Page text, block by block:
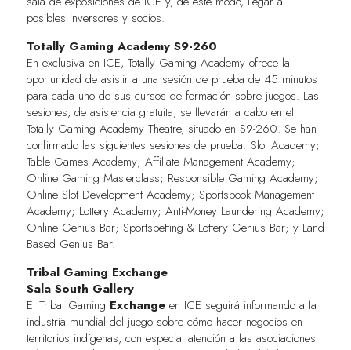
posibles inversores y socios.
Totally Gaming Academy S9-260
En exclusiva en ICE, Totally Gaming Academy ofrece la
oportunidad de asistir a una sesión de prueba de 45 minutos
para cada uno de sus cursos de formación sobre juegos. Las
sesiones, de asistencia gratuita, se llevarán a cabo en el
Totally Gaming Academy Theatre, situado en S9-260. Se han
confirmado las siguientes sesiones de prueba: Slot Academy;
Table Games Academy; Affiliate Management Academy;
Online Gaming Masterclass; Responsible Gaming Academy;
Online Slot Development Academy; Sportsbook Management
Academy; Lottery Academy; Anti-Money Laundering Academy;
Online Genius Bar; Sportsbetting & Lottery Genius Bar; y Land
Based Genius Bar.
Tribal Gaming Exchange
Sala South Gallery
El Tribal Gaming Exchangeen ICE seguirá informando a la
industria mundial del juego sobre cómo hacer negocios en
territorios indígenas, con especial atención a las asociaciones